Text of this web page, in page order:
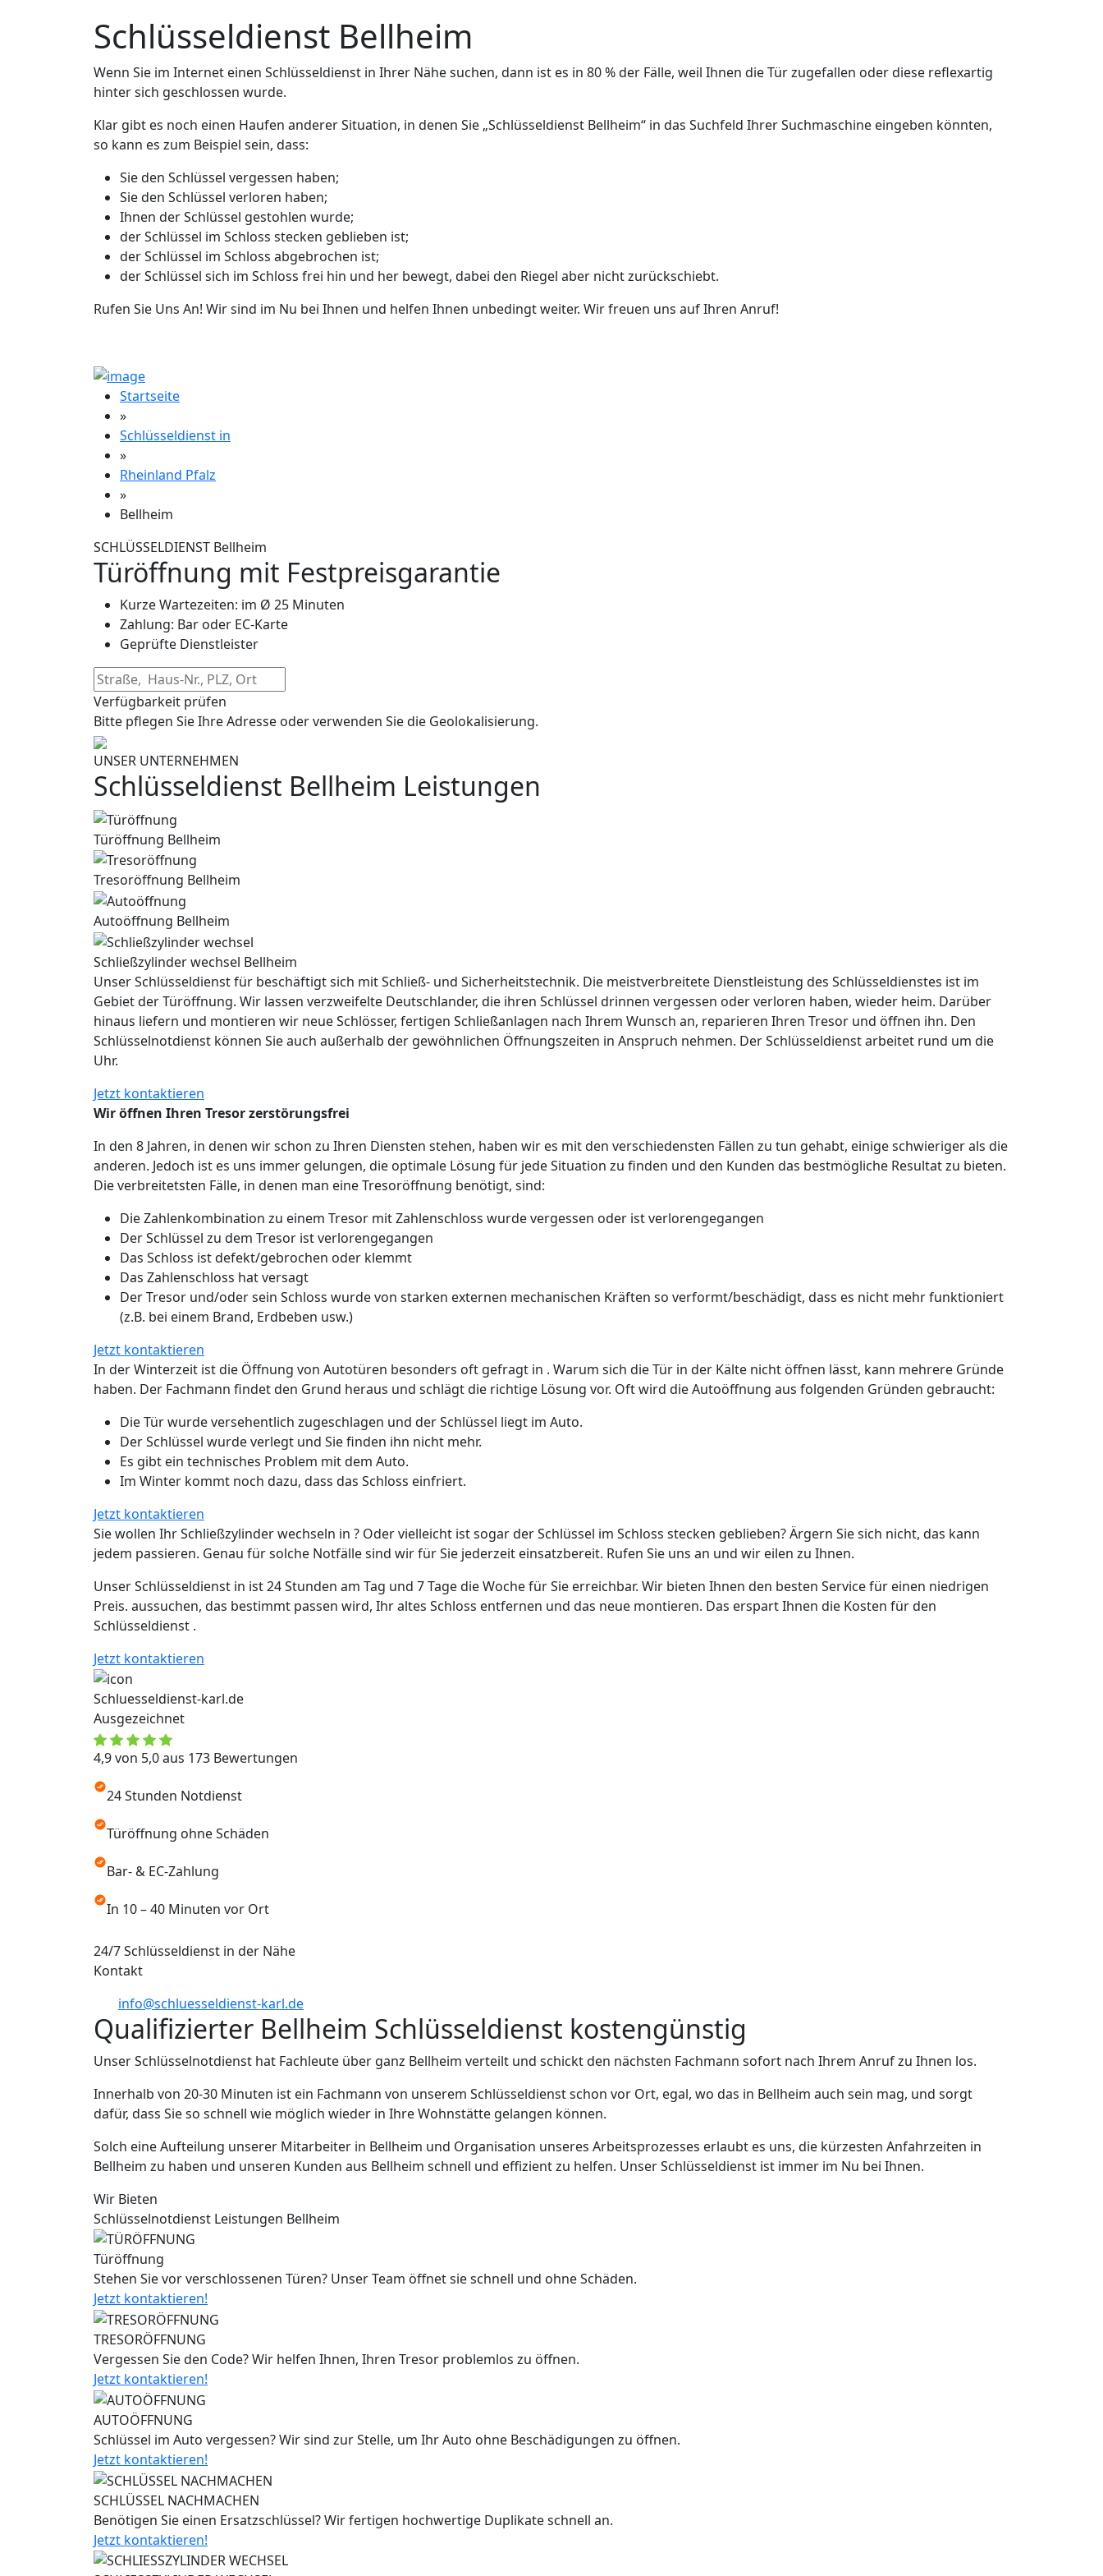
Schlüsseldienst Bellheim
Wenn Sie im Internet einen Schlüsseldienst in Ihrer Nähe suchen, dann ist es in 80 % der Fälle, weil Ihnen die Tür zugefallen oder diese reflexartig
hinter sich geschlossen wurde.
Klar gibt es noch einen Haufen anderer Situation, in denen Sie „Schlüsseldienst Bellheim“ in das Suchfeld Ihrer Suchmaschine eingeben könnten,
so kann es zum Beispiel sein, dass:
Sie den Schlüssel vergessen haben;
Sie den Schlüssel verloren haben;
Ihnen der Schlüssel gestohlen wurde;
der Schlüssel im Schloss stecken geblieben ist;
der Schlüssel im Schloss abgebrochen ist;
der Schlüssel sich im Schloss frei hin und her bewegt, dabei den Riegel aber nicht zurückschiebt.
Rufen Sie Uns An! Wir sind im Nu bei Ihnen und helfen Ihnen unbedingt weiter. Wir freuen uns auf Ihren Anruf!
Startseite
»
Schlüsseldienst in
»
Rheinland Pfalz
»
Bellheim
SCHLÜSSELDIENST Bellheim
Türöffnung mit Festpreisgarantie
Kurze Wartezeiten: im Ø 25 Minuten
Zahlung: Bar oder EC-Karte
Geprüfte Dienstleister
Verfügbarkeit prüfen
Bitte pflegen Sie Ihre Adresse oder verwenden Sie die Geolokalisierung.
UNSER UNTERNEHMEN
Schlüsseldienst Bellheim Leistungen
Türöffnung Bellheim
Tresoröffnung Bellheim
Autoöffnung Bellheim
Schließzylinder wechsel Bellheim
Unser Schlüsseldienst für beschäftigt sich mit Schließ- und Sicherheitstechnik. Die meistverbreitete Dienstleistung des Schlüsseldienstes ist im
Gebiet der Türöffnung. Wir lassen verzweifelte Deutschlander, die ihren Schlüssel drinnen vergessen oder verloren haben, wieder heim. Darüber
hinaus liefern und montieren wir neue Schlösser, fertigen Schließanlagen nach Ihrem Wunsch an, reparieren Ihren Tresor und öffnen ihn. Den
Schlüsselnotdienst können Sie auch außerhalb der gewöhnlichen Öffnungszeiten in Anspruch nehmen. Der Schlüsseldienst arbeitet rund um die
Uhr.
Jetzt kontaktieren
Wir öffnen Ihren Tresor zerstörungsfrei
In den 8 Jahren, in denen wir schon zu Ihren Diensten stehen, haben wir es mit den verschiedensten Fällen zu tun gehabt, einige schwieriger als die
anderen. Jedoch ist es uns immer gelungen, die optimale Lösung für jede Situation zu finden und den Kunden das bestmögliche Resultat zu bieten.
Die verbreitetsten Fälle, in denen man eine Tresoröffnung benötigt, sind:
Die Zahlenkombination zu einem Tresor mit Zahlenschloss wurde vergessen oder ist verlorengegangen
Der Schlüssel zu dem Tresor ist verlorengegangen
Das Schloss ist defekt/gebrochen oder klemmt
Das Zahlenschloss hat versagt
Der Tresor und/oder sein Schloss wurde von starken externen mechanischen Kräften so verformt/beschädigt, dass es nicht mehr funktioniert
(z.B. bei einem Brand, Erdbeben usw.)
Jetzt kontaktieren
In der Winterzeit ist die Öffnung von Autotüren besonders oft gefragt in . Warum sich die Tür in der Kälte nicht öffnen lässt, kann mehrere Gründe
haben. Der Fachmann findet den Grund heraus und schlägt die richtige Lösung vor. Oft wird die Autoöffnung aus folgenden Gründen gebraucht:
Die Tür wurde versehentlich zugeschlagen und der Schlüssel liegt im Auto.
Der Schlüssel wurde verlegt und Sie finden ihn nicht mehr.
Es gibt ein technisches Problem mit dem Auto.
Im Winter kommt noch dazu, dass das Schloss einfriert.
Jetzt kontaktieren
Sie wollen Ihr Schließzylinder wechseln in ? Oder vielleicht ist sogar der Schlüssel im Schloss stecken geblieben? Ärgern Sie sich nicht, das kann
jedem passieren. Genau für solche Notfälle sind wir für Sie jederzeit einsatzbereit. Rufen Sie uns an und wir eilen zu Ihnen.
Unser Schlüsseldienst in ist 24 Stunden am Tag und 7 Tage die Woche für Sie erreichbar. Wir bieten Ihnen den besten Service für einen niedrigen
Preis. aussuchen, das bestimmt passen wird, Ihr altes Schloss entfernen und das neue montieren. Das erspart Ihnen die Kosten für den
Schlüsseldienst .
Jetzt kontaktieren
Schluesseldienst-karl.de
Ausgezeichnet
4,9 von 5,0 aus 173 Bewertungen
24 Stunden Notdienst
Türöffnung ohne Schäden
Bar- & EC-Zahlung
In 10 – 40 Minuten vor Ort
24/7 Schlüsseldienst in der Nähe
Kontakt
info@schluesseldienst-karl.de
Qualifizierter Bellheim Schlüsseldienst kostengünstig
Unser Schlüsselnotdienst hat Fachleute über ganz Bellheim verteilt und schickt den nächsten Fachmann sofort nach Ihrem Anruf zu Ihnen los.
Innerhalb von 20-30 Minuten ist ein Fachmann von unserem Schlüsseldienst schon vor Ort, egal, wo das in Bellheim auch sein mag, und sorgt
dafür, dass Sie so schnell wie möglich wieder in Ihre Wohnstätte gelangen können.
Solch eine Aufteilung unserer Mitarbeiter in Bellheim und Organisation unseres Arbeitsprozesses erlaubt es uns, die kürzesten Anfahrzeiten in
Bellheim zu haben und unseren Kunden aus Bellheim schnell und effizient zu helfen. Unser Schlüsseldienst ist immer im Nu bei Ihnen.
Wir Bieten
Schlüsselnotdienst Leistungen Bellheim
Türöffnung
Stehen Sie vor verschlossenen Türen? Unser Team öffnet sie schnell und ohne Schäden.
Jetzt kontaktieren!
TRESORÖFFNUNG
Vergessen Sie den Code? Wir helfen Ihnen, Ihren Tresor problemlos zu öffnen.
Jetzt kontaktieren!
AUTOÖFFNUNG
Schlüssel im Auto vergessen? Wir sind zur Stelle, um Ihr Auto ohne Beschädigungen zu öffnen.
Jetzt kontaktieren!
SCHLÜSSEL NACHMACHEN
Benötigen Sie einen Ersatzschlüssel? Wir fertigen hochwertige Duplikate schnell an.
Jetzt kontaktieren!